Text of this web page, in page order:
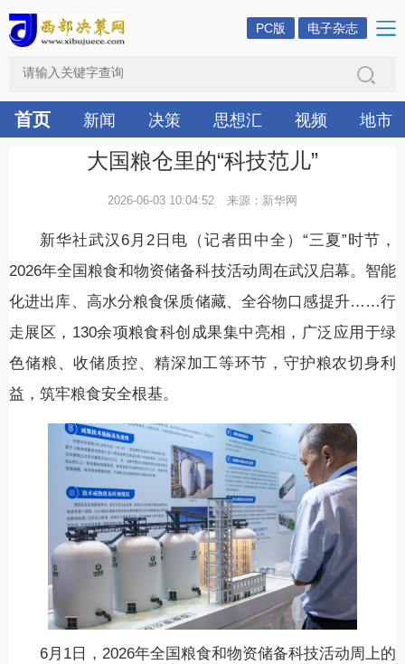
PC版 电子杂志
首页 新闻 决策 思想汇 视频 地市
大国粮仓里的“科技范儿”
2026-06-03 10:04:52 来源：新华网
新华社武汉6月2日电（记者田中全）“三夏”时节，
2026年全国粮食和物资储备科技活动周在武汉启幕。智能
化进出库、高水分粮食保质储藏、全谷物口感提升……行
走展区，130余项粮食科创成果集中亮相，广泛应用于绿
色储粮、收储质控、精深加工等环节，守护粮农切身利
益，筑牢粮食安全根基。
6月1日，2026年全国粮食和物资储备科技活动周上的